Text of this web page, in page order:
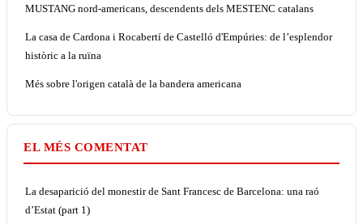
MUSTANG nord-americans, descendents dels MESTENC catalans
La casa de Cardona i Rocabertí de Castelló d'Empúries: de l’esplendor
històric a la ruïna
Més sobre l'origen català de la bandera americana
EL MÉS COMENTAT
La desaparició del monestir de Sant Francesc de Barcelona: una raó
d’Estat (part 1)